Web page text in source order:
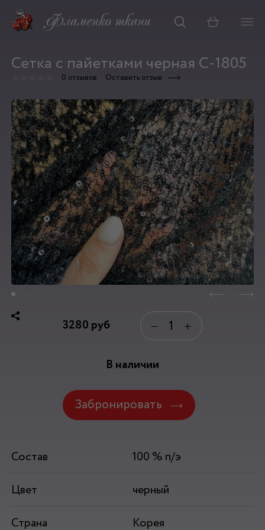
Корзина
Сетка с пайетками черная С-1805
0 отзывов Оставить отзыв
3280 руб − +
В наличии
Забронировать
Состав
100 % п/э
Цвет
черный
Страна
Корея